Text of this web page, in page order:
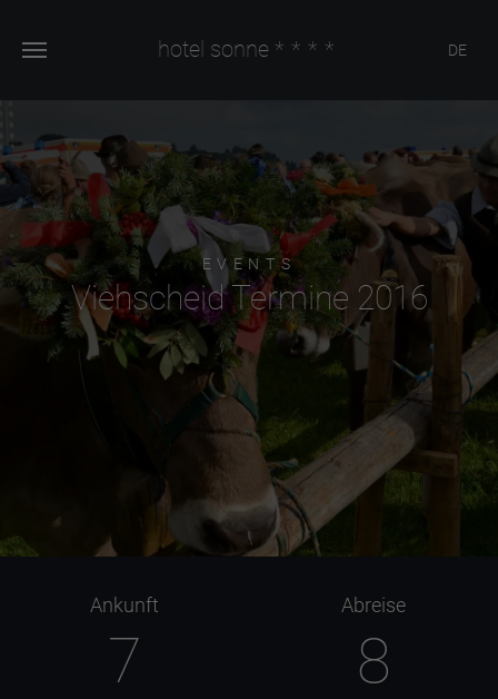
hotel sonne **** DE
EVENTS
Viehscheid Termine 2016
Ankunft
7
Abreise
8